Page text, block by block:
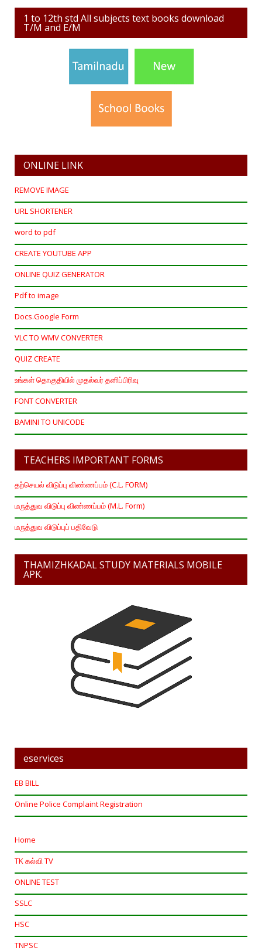
1 to 12th std All subjects text books download
T/M and E/M
ONLINE LINK
REMOVE IMAGE
URL SHORTENER
word to pdf
CREATE YOUTUBE APP
ONLINE QUIZ GENERATOR
Pdf to image
Docs.Google Form
VLC TO WMV CONVERTER
QUIZ CREATE
உங்கள் தொகுதியில் முதல்வர் தனிப்பிரிவு
FONT CONVERTER
BAMINI TO UNICODE
TEACHERS IMPORTANT FORMS
தற்செயல் விடுப்பு விண்ணப்பம் (C.L. FORM)
மருத்துவ விடுப்பு விண்ணப்பம் (M.L. Form)
மருத்துவ விடுப்புப் பதிவேடு
THAMIZHKADAL STUDY MATERIALS MOBILE
APK.
eservices
EB BILL
Online Police Complaint Registration
Home
TK கல்வி TV
ONLINE TEST
SSLC
HSC
TNPSC